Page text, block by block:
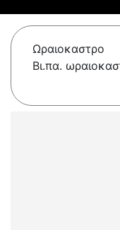
Ωραιοκαστρο
Βι.πα.